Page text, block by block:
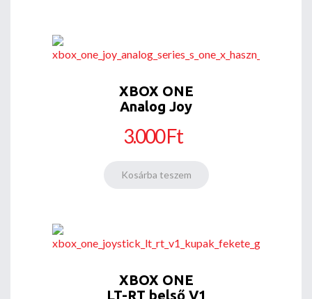
XBOX ONE
Analog Joy
3.000 Ft
XBOX ONE
LT-RT belső V1